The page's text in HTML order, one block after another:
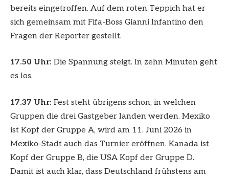
bereits eingetroffen. Auf dem roten Teppich hat er
sich gemeinsam mit Fifa-Boss Gianni Infantino den
Fragen der Reporter gestellt.
17.50 Uhr: Die Spannung steigt. In zehn Minuten geht
es los.
17.37 Uhr: Fest steht übrigens schon, in welchen
Gruppen die drei Gastgeber landen werden. Mexiko
ist Kopf der Gruppe A, wird am 11. Juni 2026 in
Mexiko-Stadt auch das Turnier eröffnen. Kanada ist
Kopf der Gruppe B, die USA Kopf der Gruppe D.
Damit ist auch klar, dass Deutschland frühstens am